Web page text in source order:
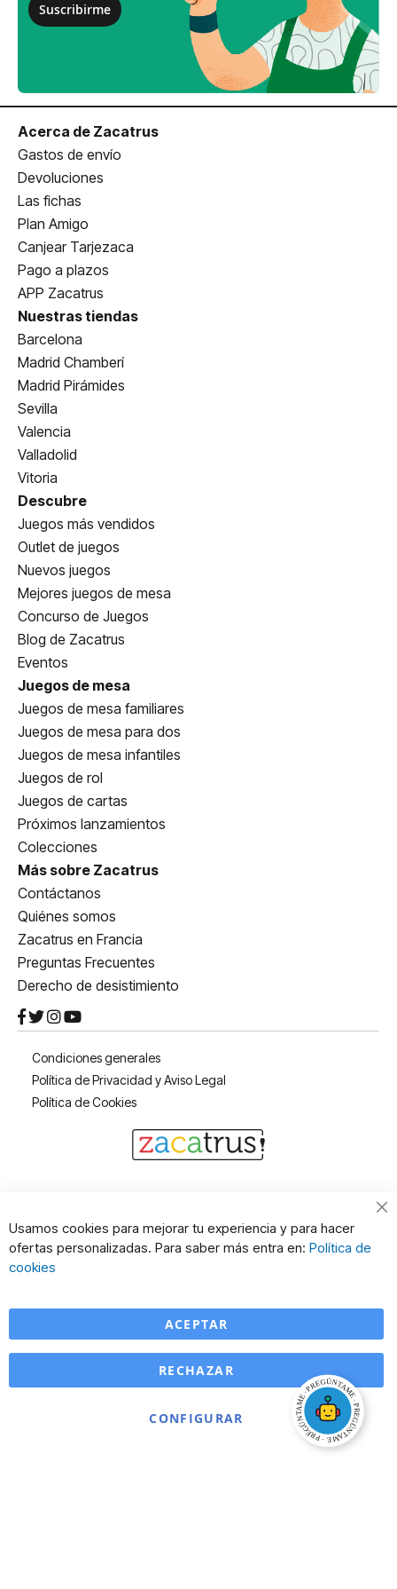
Suscribirme
Acerca de Zacatrus
Gastos de envío
Devoluciones
Las fichas
Plan Amigo
Canjear Tarjezaca
Pago a plazos
APP Zacatrus
Nuestras tiendas
Barcelona
Madrid Chamberí
Madrid Pirámides
Sevilla
Valencia
Valladolid
Vitoria
Descubre
Juegos más vendidos
Outlet de juegos
Nuevos juegos
Mejores juegos de mesa
Concurso de Juegos
Blog de Zacatrus
Eventos
Juegos de mesa
Juegos de mesa familiares
Juegos de mesa para dos
Juegos de mesa infantiles
Juegos de rol
Juegos de cartas
Próximos lanzamientos
Colecciones
Más sobre Zacatrus
Contáctanos
Quiénes somos
Zacatrus en Francia
Preguntas Frecuentes
Derecho de desistimiento
Condiciones generales
Política de Privacidad y Aviso Legal
Política de Cookies
Usamos cookies para mejorar tu experiencia y para hacer
ofertas personalizadas. Para saber más entra en: Política de
cookies
ACEPTAR
CONFIGURAR
RECHAZAR